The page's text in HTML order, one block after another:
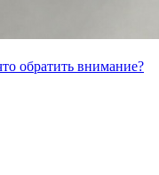
обратить внимание?